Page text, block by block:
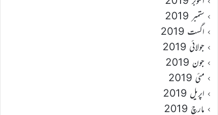
ستمبر 2019
اگست 2019
جولائی 2019
جون 2019
مئی 2019
اپریل 2019
مارچ 2019